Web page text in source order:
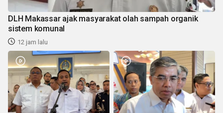
DLH Makassar ajak masyarakat olah sampah organik
sistem komunal
12 jam lalu